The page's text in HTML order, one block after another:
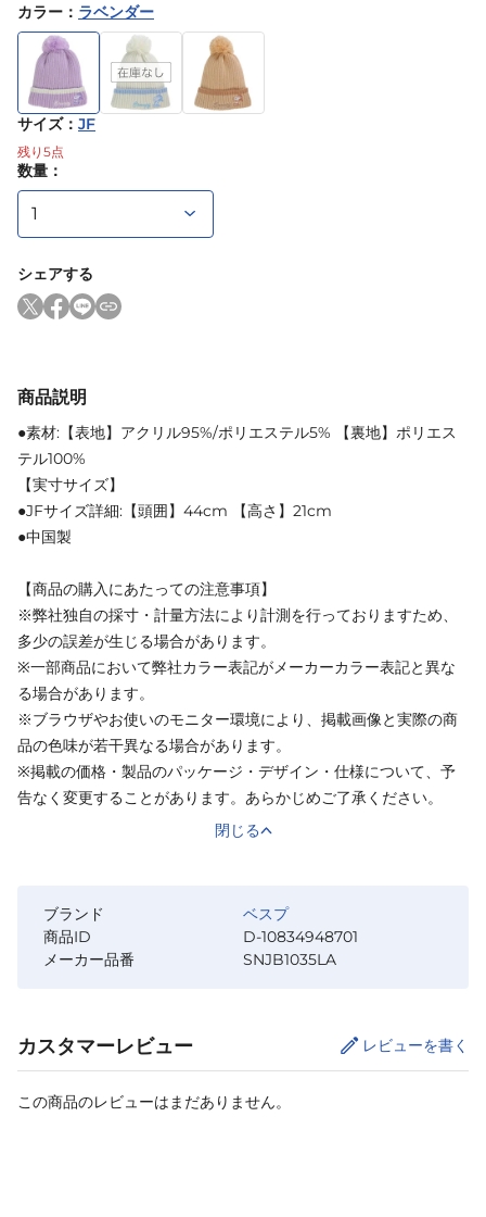
カラー ： ラベンダー
サイズ： JF
残り 5点
数量：
シェアする
商品説明
●素材:【表地】アクリル95%/ポリエステル5% 【裏地】ポリエス
テル100%
【実寸サイズ】
●JFサイズ詳細:【頭囲】44cm 【高さ】21cm
●中国製
【商品の購入にあたっての注意事項】
※弊社独自の採寸・計量方法により計測を行っておりますため、
多少の誤差が生じる場合があります。
※一部商品において弊社カラー表記がメーカーカラー表記と異な
る場合があります。
※ブラウザやお使いのモニター環境により、掲載画像と実際の商
品の色味が若干異なる場合があります。
※掲載の価格・製品のパッケージ・デザイン・仕様について、予
告なく変更することがあります。あらかじめご了承ください。
閉じる
ブランド
ベスプ
商品ID
D-10834948701
メーカー品番
SNJB1035LA
カスタマーレビュー レビューを書く
この商品のレビューはまだありません。